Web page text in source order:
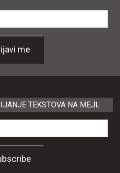
me
TEKSTOVA NA MEJL